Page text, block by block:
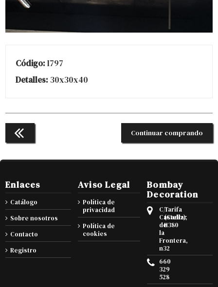
Código: I797
Detalles: 30x30x40
Continuar comprando
Enlaces
Catálogo
Sobre nosotros
Contacto
Registro
Aviso Legal
Política de
privacidad
Política de
cookies
Bombay
Decoration
C/
Castellar
de
la
Frontera,
n32
Tarifa
(Cadiz),
11380
660
329
528